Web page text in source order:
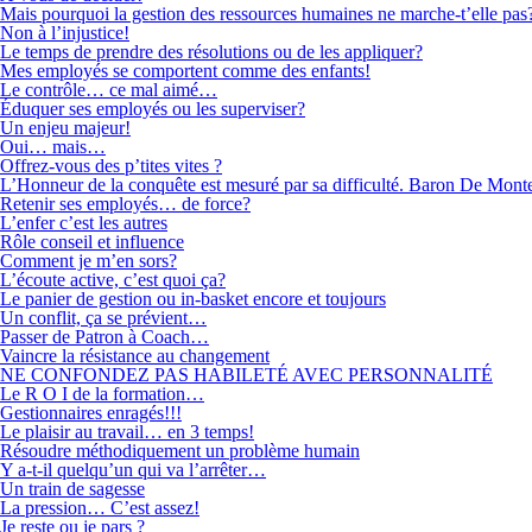
Mais pourquoi la gestion des ressources humaines ne marche-t’elle
Non à l’injustice!
Le temps de prendre des résolutions ou de les appliquer?
Mes employés se comportent comme des enfants!
Le contrôle… ce mal aimé…
Éduquer ses employés ou les superviser?
Un enjeu majeur!
Oui… mais…
Offrez-vous des p’tites vites ?
L’Honneur de la conquête est mesuré par sa difficulté. Baron De
Retenir ses employés… de force?
L’enfer c’est les autres
Rôle conseil et influence
Comment je m’en sors?
L’écoute active, c’est quoi ça?
Le panier de gestion ou in-basket encore et toujours
Un conflit, ça se prévient…
Passer de Patron à Coach…
Vaincre la résistance au changement
NE CONFONDEZ PAS HABILETÉ AVEC PERSONNALITÉ
Le R O I de la formation…
Gestionnaires enragés!!!
Le plaisir au travail… en 3 temps!
Résoudre méthodiquement un problème humain
Y a-t-il quelqu’un qui va l’arrêter…
Un train de sagesse
La pression… C’est assez!
Je reste ou je pars ?